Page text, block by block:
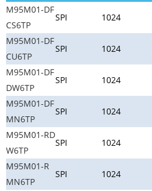
M95M01-DF
CS6TP
SPI 1024
M95M01-DF
CU6TP
SPI 1024
M95M01-DF
DW6TP
SPI 1024
M95M01-DF
MN6TP
SPI 1024
M95M01-RD
W6TP
SPI 1024
M95M01-R
MN6TP
SPI 1024